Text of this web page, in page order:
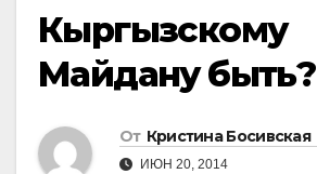
Кыргызскому
Майдану быть?
От Кристина Босивская
ИЮН 20, 2014